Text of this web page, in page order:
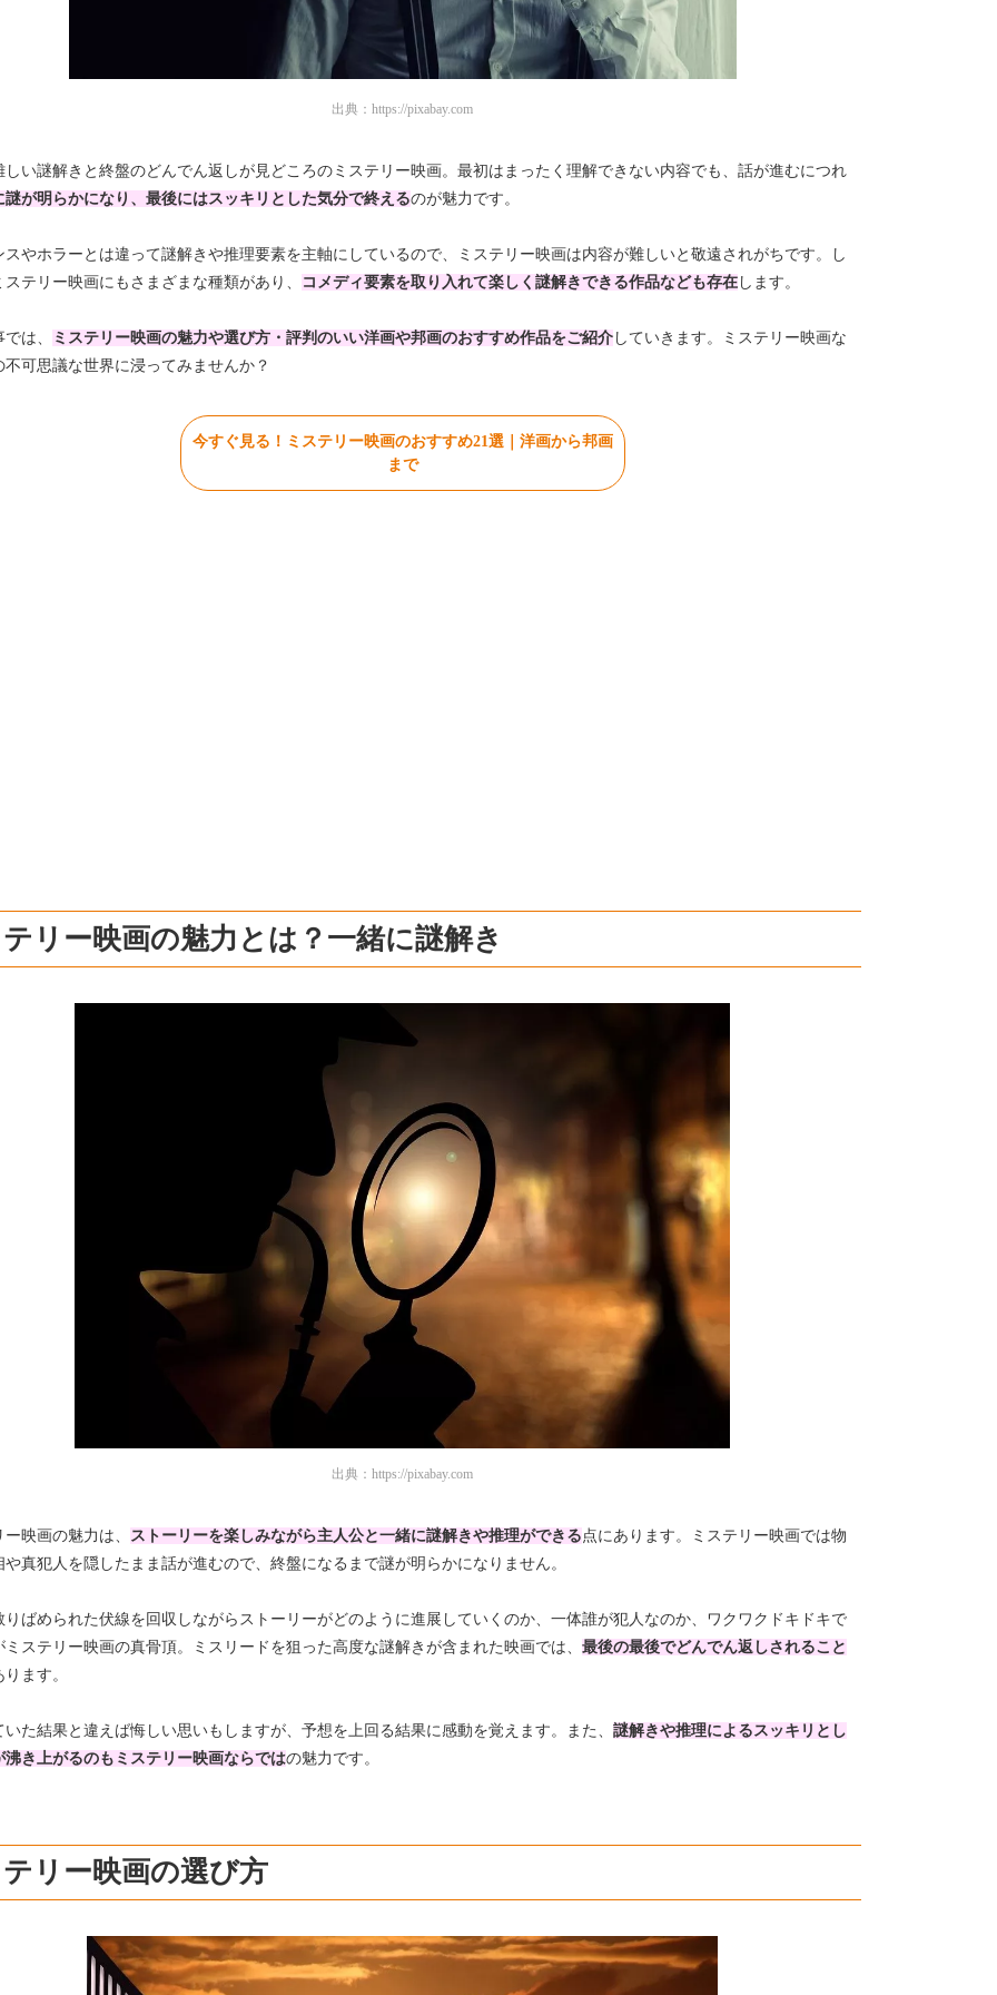
出典： https://pixabay.com
しい謎解きと終盤のどんでん返しが見どころのミステリー映画。最初はまったく理解できない内容でも、話が進むにつれ
謎が明らかになり、最後にはスッキリとした気分で終えるのが魅力です。
スやホラーとは違って謎解きや推理要素を主軸にしているので、ミステリー映画は内容が難しいと敬遠されがちです。し
ステリー映画にもさまざまな種類があり、
コメディ要素を取り入れて楽しく謎解きできる作品なども存在 します。
は、 ミステリー映画の魅力や選び方・評判のいい洋画や邦画のおすすめ作品をご紹介 していきます。ミステリー映画な
不可思議な世界に浸ってみませんか？
今すぐ見る！ミステリー映画のおすすめ21選｜洋画から邦画
まで
リー映画の魅力とは？一緒に謎解き
出典： https://pixabay.com
映画の魅力は、 ストーリーを楽しみながら主人公と一緒に謎解きや推理ができる 点にあります。ミステリー映画では物
や真犯人を隠したまま話が進むので、終盤になるまで謎が明らかになりません。
りばめられた伏線を回収しながらストーリーがどのように進展していくのか、一体誰が犯人なのか、ワクワクドキドキで
ミステリー映画の真骨頂。ミスリードを狙った高度な謎解きが含まれた映画では、 最後の最後でどんでん返しされること
ります。
いた結果と違えば悔しい思いもしますが、予想を上回る結果に感動を覚えます。また、 謎解きや推理によるスッキリとし
沸き上がるのもミステリー映画ならではの魅力です。
リー映画の選び方